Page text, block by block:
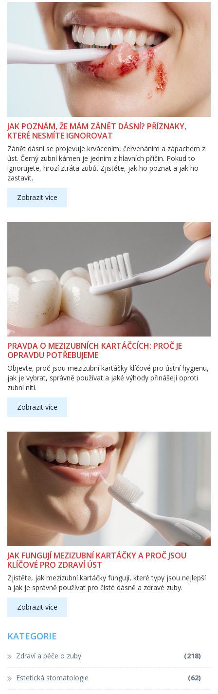
JAK POZNÁM, ŽE MÁM ZÁNĚT DÁSNÍ? PŘÍZNAKY,
KTERÉ NESMÍTE IGNOROVAT
Zánět dásní se projevuje krvácením, červenáním a zápachem z
úst. Černý zubní kámen je jedním z hlavních příčin. Pokud to
ignorujete, hrozí ztráta zubů. Zjistěte, jak ho poznat a jak ho
zastavit.
Zobrazit více
PRAVDA O MEZIZUBNÍCH KARTÁČCÍCH: PROČ JE
OPRAVDU POTŘEBUJEME
Objevte, proč jsou mezizubní kartáčky klíčové pro ústní hygienu,
jak je vybrat, správně používat a jaké výhody přinášejí oproti
zubní niti.
Zobrazit více
JAK FUNGUJÍ MEZIZUBNÍ KARTÁČKY A PROČ JSOU
KLÍČOVÉ PRO ZDRAVÍ ÚST
Zjistěte, jak mezizubní kartáčky fungují, které typy jsou nejlepší
a jak je správně používat pro čisté dásně a zdravé zuby.
Zobrazit více
KATEGORIE
Zdraví a péče o zuby (218)
Estetická stomatologie (62)